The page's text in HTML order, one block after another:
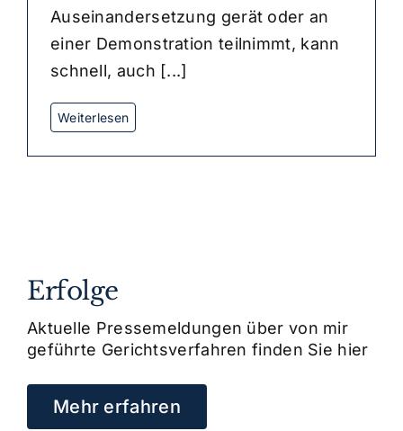
Auseinandersetzung gerät oder an
einer Demonstration teilnimmt, kann
schnell, auch [...]
Erfolge
Aktuelle Pressemeldungen über von mir
geführte Gerichtsverfahren finden Sie hier
Mehr erfahren